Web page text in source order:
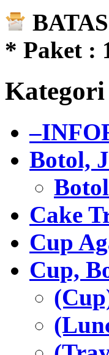
* Paket :
Botol,
Cake
Cup
Cup,